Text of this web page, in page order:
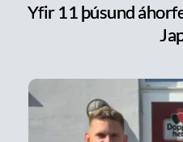
Yfir 11 þúsund